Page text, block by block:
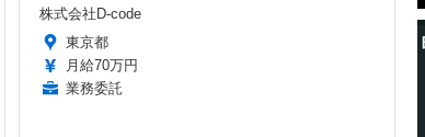
株式会社D-code
東京都
月給70万円
業務委託